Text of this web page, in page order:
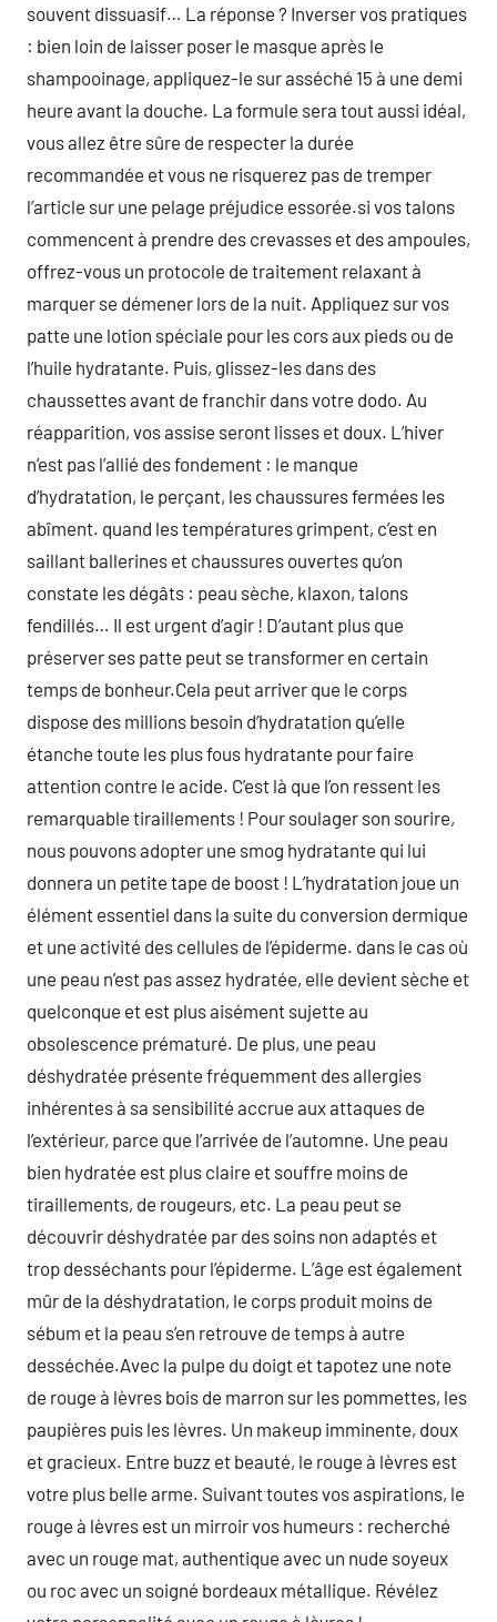
souvent dissuasif… La réponse ? Inverser vos pratiques
: bien loin de laisser poser le masque après le
shampooinage, appliquez-le sur asséché 15 à une demi
heure avant la douche. La formule sera tout aussi idéal,
vous allez être sûre de respecter la durée
recommandée et vous ne risquerez pas de tremper
l’article sur une pelage préjudice essorée.si vos talons
commencent à prendre des crevasses et des ampoules,
offrez-vous un protocole de traitement relaxant à
marquer se démener lors de la nuit. Appliquez sur vos
patte une lotion spéciale pour les cors aux pieds ou de
l’huile hydratante. Puis, glissez-les dans des
chaussettes avant de franchir dans votre dodo. Au
réapparition, vos assise seront lisses et doux. L’hiver
n’est pas l’allié des fondement : le manque
d’hydratation, le perçant, les chaussures fermées les
abîment. quand les températures grimpent, c’est en
saillant ballerines et chaussures ouvertes qu’on
constate les dégâts : peau sèche, klaxon, talons
fendillés… Il est urgent d’agir ! D’autant plus que
préserver ses patte peut se transformer en certain
temps de bonheur.Cela peut arriver que le corps
dispose des millions besoin d’hydratation qu’elle
étanche toute les plus fous hydratante pour faire
attention contre le acide. C’est là que l’on ressent les
remarquable tiraillements ! Pour soulager son sourire,
nous pouvons adopter une smog hydratante qui lui
donnera un petite tape de boost ! L’hydratation joue un
élément essentiel dans la suite du conversion dermique
et une activité des cellules de l’épiderme. dans le cas où
une peau n’est pas assez hydratée, elle devient sèche et
quelconque et est plus aisément sujette au
obsolescence prématuré. De plus, une peau
déshydratée présente fréquemment des allergies
inhérentes à sa sensibilité accrue aux attaques de
l’extérieur, parce que l’arrivée de l’automne. Une peau
bien hydratée est plus claire et souffre moins de
tiraillements, de rougeurs, etc. La peau peut se
découvrir déshydratée par des soins non adaptés et
trop desséchants pour l’épiderme. L’âge est également
mûr de la déshydratation, le corps produit moins de
sébum et la peau s’en retrouve de temps à autre
desséchée.Avec la pulpe du doigt et tapotez une note
de rouge à lèvres bois de marron sur les pommettes, les
paupières puis les lèvres. Un makeup imminente, doux
et gracieux. Entre buzz et beauté, le rouge à lèvres est
votre plus belle arme. Suivant toutes vos aspirations, le
rouge à lèvres est un mirroir vos humeurs : recherché
avec un rouge mat, authentique avec un nude soyeux
ou roc avec un soigné bordeaux métallique. Révélez